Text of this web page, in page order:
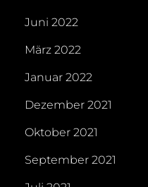
Juni 2022
März 2022
Januar 2022
Dezember 2021
Oktober 2021
September 2021